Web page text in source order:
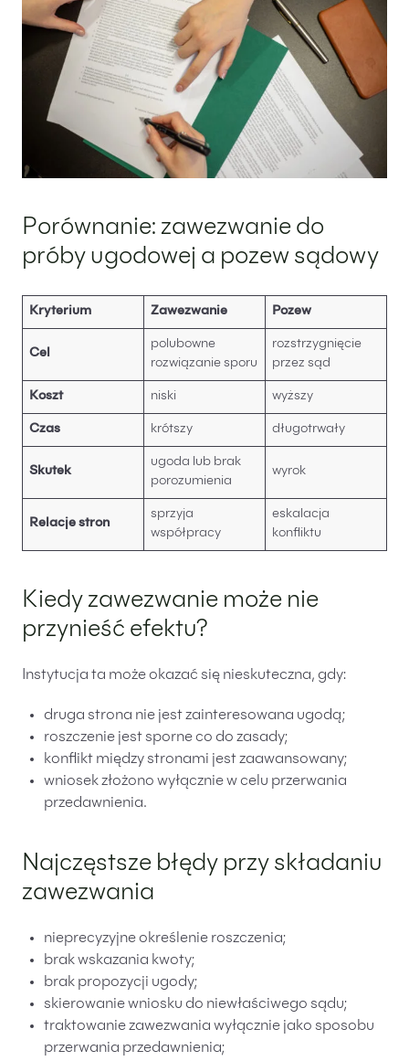
Porównanie: zawezwanie do
próby ugodowej a pozew sądowy
Kryterium Zawezwanie Pozew
Cel
polubowne
rozwiązanie sporu
rozstrzygnięcie
przez sąd
Koszt niski wyższy
Czas krótszy długotrwały
Skutek
ugoda lub brak
porozumienia
wyrok
Relacje stron
sprzyja
współpracy
eskalacja
konfliktu
Kiedy zawezwanie może nie
przynieść efektu?
Instytucja ta może okazać się nieskuteczna, gdy:
druga strona nie jest zainteresowana ugodą;
roszczenie jest sporne co do zasady;
konflikt między stronami jest zaawansowany;
wniosek złożono wyłącznie w celu przerwania
przedawnienia.
Najczęstsze błędy przy składaniu
zawezwania
nieprecyzyjne określenie roszczenia;
brak wskazania kwoty;
brak propozycji ugody;
skierowanie wniosku do niewłaściwego sądu;
traktowanie zawezwania wyłącznie jako sposobu
przerwania przedawnienia;